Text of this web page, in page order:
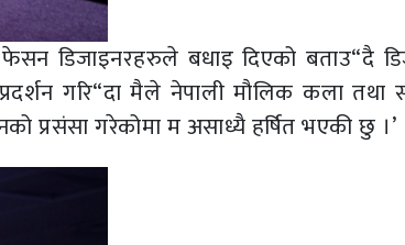
डिजाइनरहरुले बधाइ दिएको बताउ“दै
गरि“दा मैले नेपाली मौलिक कला तथा
प्रसंसा गरेकोमा म असाध्यै हर्षित भएकी छु ।’